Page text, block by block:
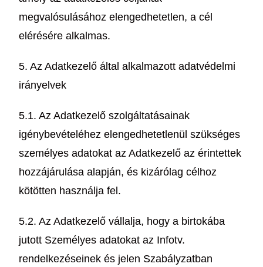
megvalósulásához elengedhetetlen, a cél
elérésére alkalmas.
5. Az Adatkezelő által alkalmazott adatvédelmi
irányelvek
5.1. Az Adatkezelő szolgáltatásainak
igénybevételéhez elengedhetetlenül szükséges
személyes adatokat az Adatkezelő az érintettek
hozzájárulása alapján, és kizárólag célhoz
kötötten használja fel.
5.2. Az Adatkezelő vállalja, hogy a birtokába
jutott Személyes adatokat az Infotv.
rendelkezéseinek és jelen Szabályzatban